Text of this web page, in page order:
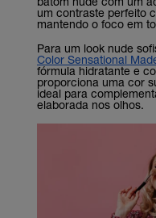
um contraste perfeito
mantendo o foco em
Para um look nude
Color Sensational
fórmula hidratante e
proporciona uma cor
ideal para
elaborada nos olhos.